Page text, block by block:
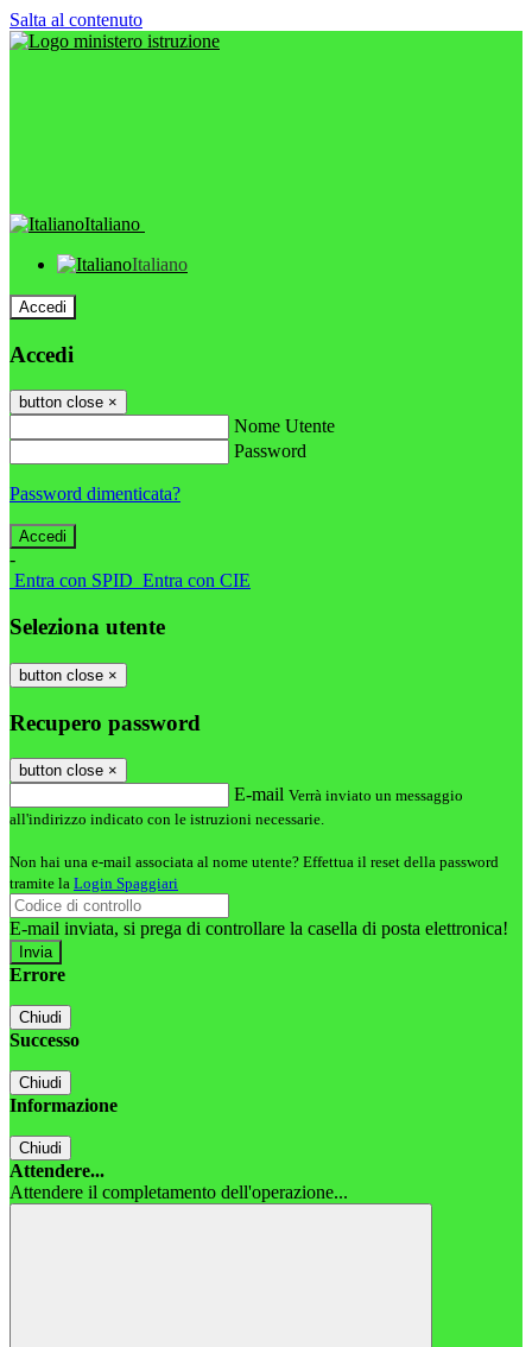
Salta al contenuto
Italiano
Italiano
Accedi
Accedi
button close ×
Nome Utente
Password
Password dimenticata?
-
Entra con SPID Entra con CIE
Seleziona utente
button close ×
Recupero password
button close ×
E-mail Verrà inviato un messaggio
all'indirizzo indicato con le istruzioni necessarie.
Non hai una e-mail associata al nome utente? Effettua il reset della password
tramite la Login Spaggiari
E-mail inviata, si prega di controllare la casella di posta elettronica!
Errore
Chiudi
Successo
Chiudi
Informazione
Chiudi
Attendere...
Attendere il completamento dell'operazione...